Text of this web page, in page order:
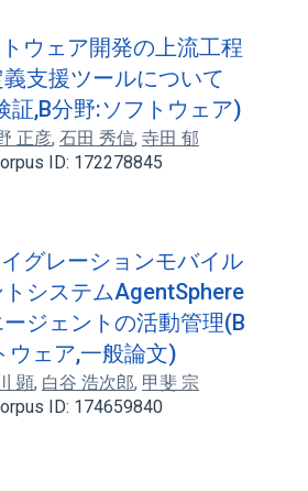
ウェア開発の上流工程
支援ツールについて
証,B分野:ソフトウェア)
正彦, 石田 秀信, 寺田 郁
ID: 172278845
グレーションモバイル
システムAgentSphere
ジェントの活動管理(B
ウェア,一般論文)
顕, 白谷 浩次郎, 甲斐 宗
ID: 174659840